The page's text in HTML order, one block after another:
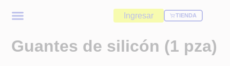
Ingresar TIENDA
Guantes de silicón (1 pza)